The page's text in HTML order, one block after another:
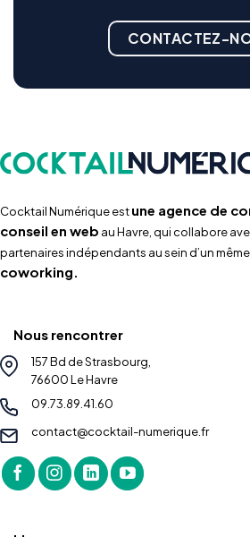
CONTACTEZ-
Cocktail Numérique estune agence de
conseil en web au Havre, qui collabore
partenaires indépendants au sein d’un même
coworking.
Nous rencontrer
157 Bd de Strasbourg,
76600 Le Havre
09.73.89.41.60
contact@cocktail-numerique.fr